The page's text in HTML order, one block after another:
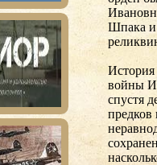
Шпака и
История
войны
спустя
предков